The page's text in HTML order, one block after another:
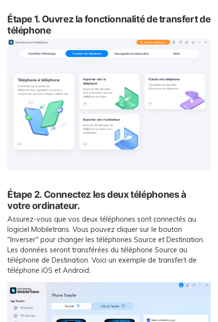
Étape 1. Ouvrez la fonctionnalité de transfert de
téléphone
Étape 2. Connectez les deux téléphones à
votre ordinateur.
Assurez-vous que vos deux téléphones sont connectés au
logiciel Mobiletrans. Vous pouvez cliquer sur le bouton
"Inverser" pour changer les téléphones Source et Destination.
Les données seront transférées du téléphone Source au
téléphone de Destination. Voici un exemple de transfert de
téléphone iOS et Android: